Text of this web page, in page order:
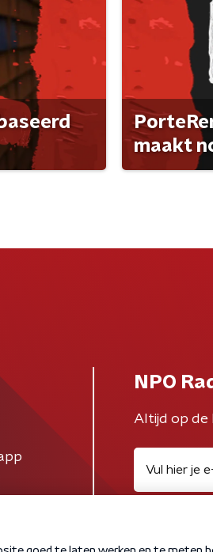
maakt
NPO
Altijd op de